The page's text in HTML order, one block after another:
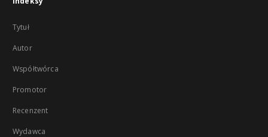
Tytuł
Autor
Współtwórca
Promotor
Recenzent
Wydawca